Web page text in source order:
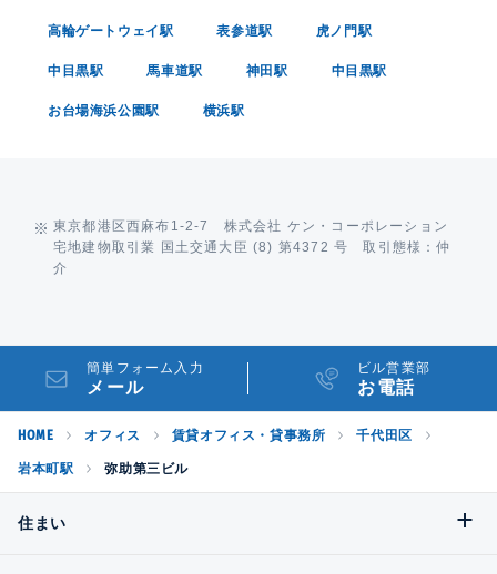
高輪ゲートウェイ駅 表参道駅 虎ノ門駅
中目黒駅 馬車道駅 神田駅 中目黒駅
お台場海浜公園駅 横浜駅
東京都港区西麻布1-2-7 株式会社 ケン・コーポレーション
宅地建物取引業 国土交通大臣 (8) 第4372 号 取引態様：仲
介
簡単フォーム入力
メール
ビル営業部
お電話
HOME オフィス 賃貸オフィス・貸事務所 千代田区
岩本町駅 弥助第三ビル
住まい